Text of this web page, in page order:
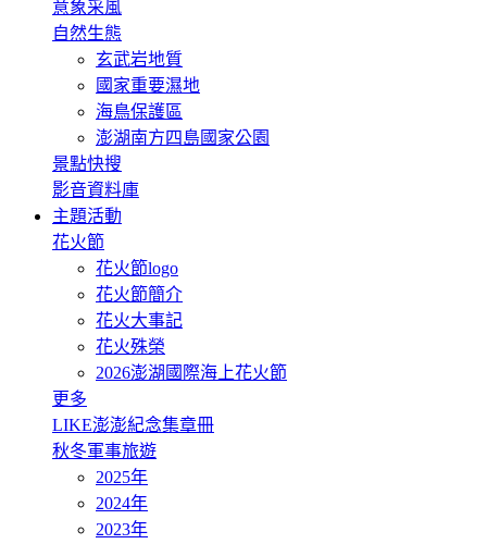
意象采風
自然生態
玄武岩地質
國家重要濕地
海鳥保護區
澎湖南方四島國家公園
景點快搜
影音資料庫
主題活動
花火節
花火節logo
花火節簡介
花火大事記
花火殊榮
2026澎湖國際海上花火節
更多
LIKE澎澎紀念集章冊
秋冬軍事旅遊
2025年
2024年
2023年